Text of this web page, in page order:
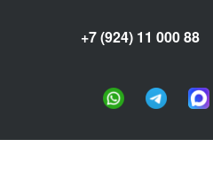
+7 (924) 11 000 88